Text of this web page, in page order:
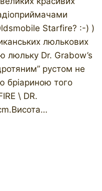
Starfire? :-)​ )
люлькових
Dr. Grabow’s
рустом не
бріариною того
\ DR.